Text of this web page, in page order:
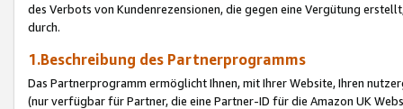
des Verbots von Kundenrezensionen, die gegen eine Vergütung
durch.
1.Beschreibung des Partnerprogramms
Das Partnerprogramm ermöglicht Ihnen, mit Ihrer Website, Ihren
(nur verfügbar für Partner, die eine Partner-ID für die Amazon UK